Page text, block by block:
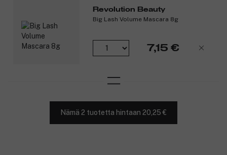
Revolution Beauty
Big Lash Volume Mascara 8g
7,15 €
Nämä 2 tuotetta hintaan 20,25 €